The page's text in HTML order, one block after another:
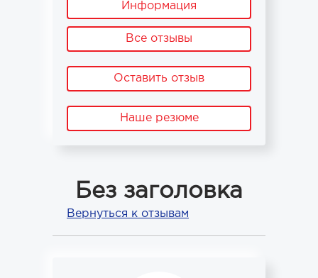
Информация
Все отзывы
Оставить отзыв
Наше резюме
Без заголовка
Вернуться к отзывам